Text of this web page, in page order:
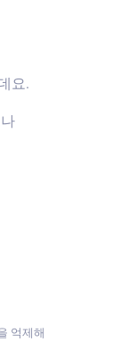
요.
억제해